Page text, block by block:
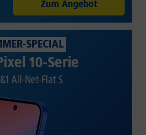
Zum Angebot
SPECIAL
10-Serie
All-Net-Flat S.